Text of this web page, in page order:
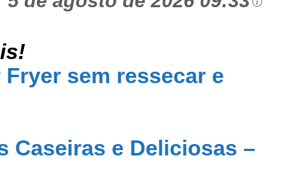
sem ressecar e
Caseiras e Deliciosas –